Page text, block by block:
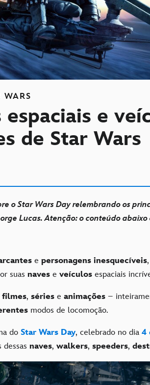
WARS
espaciais e
de Star Wars
o Star Wars Day relembrando os
Lucas. Atenção: o conteúdo
e personagens inesquecíveis
suas naves e veículos espaciais
filmes, séries e animações –
modos de locomoção.
do Star Wars Day, celebrado no dia 4
naves, walkers, speeders,